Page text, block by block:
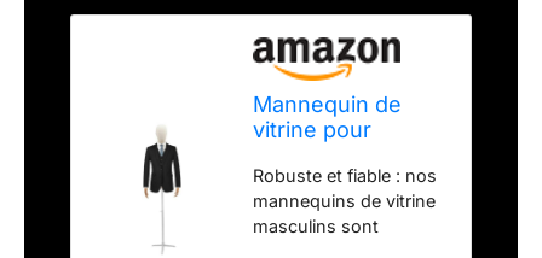
Mannequin de
vitrine pour
réglable - Forme
de robe masculine
- Buste de
Robuste et fiable : nos
mannequins de vitrine
masculins sont